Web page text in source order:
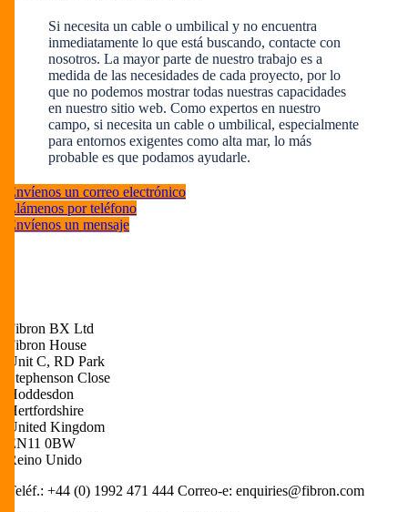
Si necesita un cable o umbilical y no encuentra
inmediatamente lo que está buscando, contacte con
nosotros. La mayor parte de nuestro trabajo es a
medida de las necesidades de cada proyecto, por lo
que no podemos mostrar todas nuestras capacidades
en nuestro sitio web. Como expertos en nuestro
campo, si necesita un cable o umbilical, especialmente
para entornos exigentes como alta mar, lo más
probable es que podamos ayudarle.
Envíenos un correo electrónico
Llámenos por teléfono
Envíenos un mensaje
Fibron BX Ltd
Fibron House
Unit C, RD Park
Stephenson Close
Hoddesdon
Hertfordshire
United Kingdom
EN11 0BW
Reino Unido
Teléf.: +44 (0) 1992 471 444 Correo-e: enquiries@fibron.com